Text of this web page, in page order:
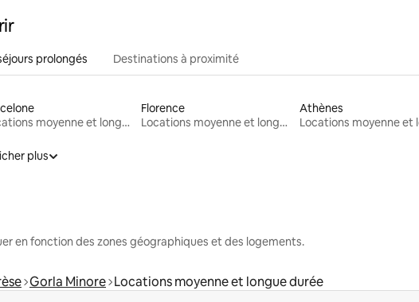
prolongés Destinations à proximité
Locations moyenne et longue durée
Florence
Locations moyenne et longue durée
Athènes
plus
en fonction des zones géographiques et des logements.
Gorla Minore Locations moyenne et longue durée